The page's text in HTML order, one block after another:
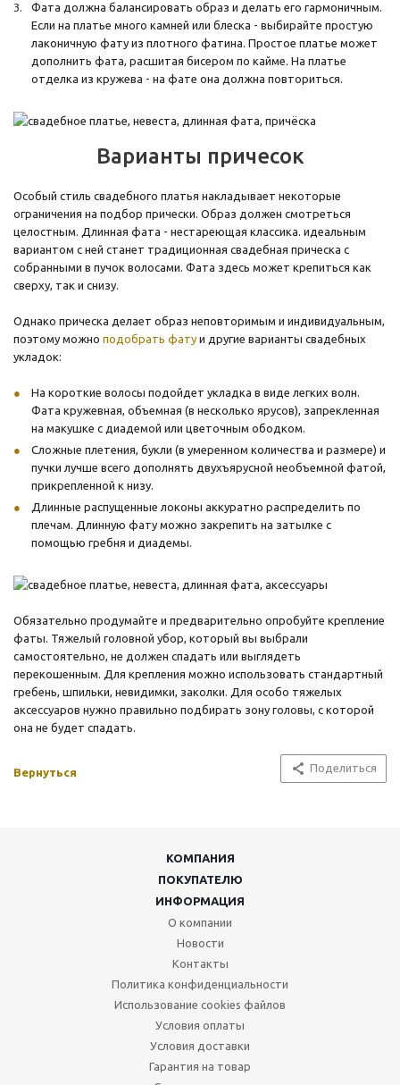
Фата должна балансировать образ и делать его гармоничным.
Если на платье много камней или блеска - выбирайте простую
лаконичную фату из плотного фатина. Простое платье может
дополнить фата, расшитая бисером по кайме. На платье
отделка из кружева - на фате она должна повториться.
Варианты причесок
Особый стиль свадебного платья накладывает некоторые
ограничения на подбор прически. Образ должен смотреться
целостным. Длинная фата - нестареющая классика. идеальным
вариантом с ней станет традиционная свадебная прическа с
собранными в пучок волосами. Фата здесь может крепиться как
сверху, так и снизу.
Однако прическа делает образ неповторимым и индивидуальным,
поэтому можно подобрать фату и другие варианты свадебных
укладок:
На короткие волосы подойдет укладка в виде легких волн.
Фата кружевная, объемная (в несколько ярусов), запрекленная
на макушке с диадемой или цветочным ободком.
Сложные плетения, букли (в умеренном количества и размере) и
пучки лучше всего дополнять двухъярусной необъемной фатой,
прикрепленной к низу.
Длинные распущенные локоны аккуратно распределить по
плечам. Длинную фату можно закрепить на затылке с
помощью гребня и диадемы.
Обязательно продумайте и предварительно опробуйте крепление
фаты. Тяжелый головной убор, который вы выбрали
самостоятельно, не должен спадать или выглядеть
перекошенным. Для крепления можно использовать стандартный
гребень, шпильки, невидимки, заколки. Для особо тяжелых
аксессуаров нужно правильно подбирать зону головы, с которой
она не будет спадать.
Вернуться Поделиться
КОМПАНИЯ
ПОКУПАТЕЛЮ
ИНФОРМАЦИЯ
О компании
Новости
Контакты
Политика конфиденциальности
Использование cookies файлов
Условия оплаты
Условия доставки
Гарантия на товар